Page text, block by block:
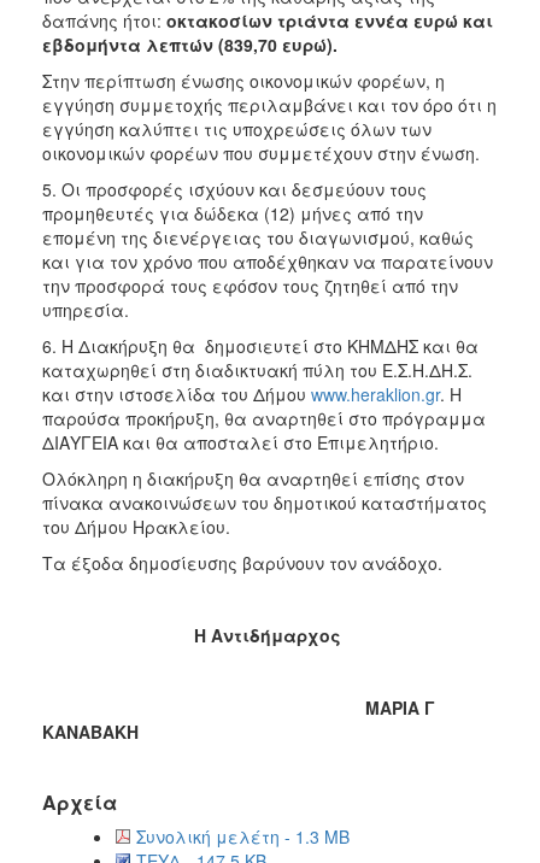
δαπάνης ήτοι: οκτακοσίων τριάντα εννέα ευρώ και
εβδομήντα λεπτών (839,70 ευρώ).
Στην περίπτωση ένωσης οικονομικών φορέων, η
εγγύηση συμμετοχής περιλαμβάνει και τον όρο ότι η
εγγύηση καλύπτει τις υποχρεώσεις όλων των
οικονομικών φορέων που συμμετέχουν στην ένωση.
5. Οι προσφορές ισχύουν και δεσμεύουν τους
προμηθευτές για δώδεκα (12) μήνες από την
επομένη της διενέργειας του διαγωνισμού, καθώς
και για τον χρόνο που αποδέχθηκαν να παρατείνουν
την προσφορά τους εφόσον τους ζητηθεί από την
υπηρεσία.
6. Η Διακήρυξη θα δημοσιευτεί στο ΚΗΜΔΗΣ και θα
καταχωρηθεί στη διαδικτυακή πύλη του Ε.Σ.Η.ΔΗ.Σ.
και στην ιστοσελίδα του Δήμου www.heraklion.gr. Η
παρούσα προκήρυξη, θα αναρτηθεί στο πρόγραμμα
ΔΙΑΥΓΕΙΑ και θα αποσταλεί στο Επιμελητήριο.
Ολόκληρη η διακήρυξη θα αναρτηθεί επίσης στον
πίνακα ανακοινώσεων του δημοτικού καταστήματος
του Δήμου Ηρακλείου.
Τα έξοδα δημοσίευσης βαρύνουν τον ανάδοχο.
Η Αντιδήμαρχος
ΜΑΡΙΑ Γ
ΚΑΝΑΒΑΚΗ
Αρχεία
Συνολική μελέτη - 1.3 MB